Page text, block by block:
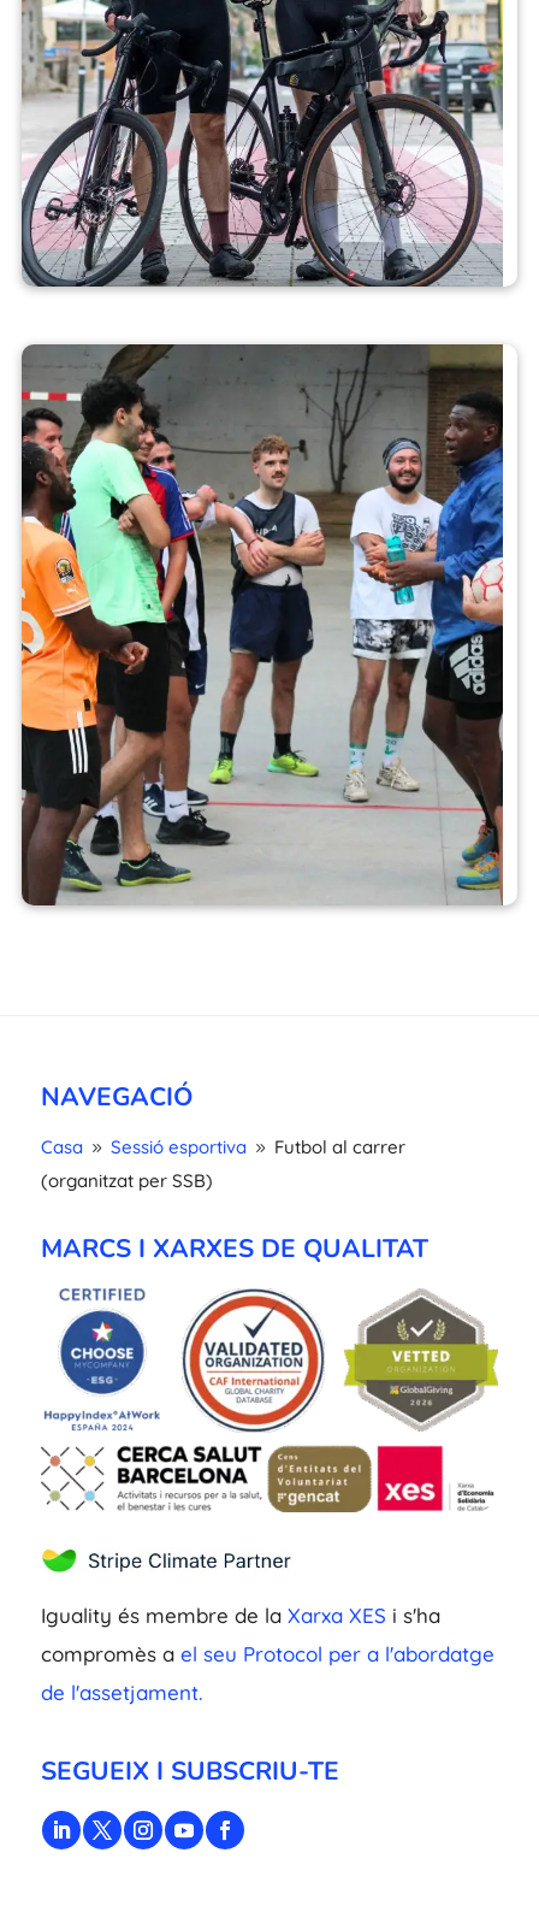
NAVEGACIÓ
Casa 9 Sessió esportiva 9 Futbol al carrer
(organitzat per SSB)
MARCS I XARXES DE QUALITAT
Iguality és membre de la Xarxa XES i s'ha
compromès a el seu Protocol per a l'abordatge
de l'assetjament.
SEGUEIX I SUBSCRIU-TE